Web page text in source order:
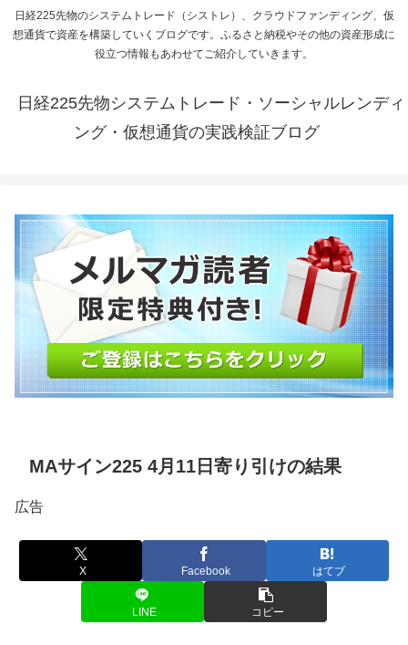
日経225先物のシステムトレード（シストレ）、クラウドファンディング、仮
想通貨で資産を構築していくブログです。ふるさと納税やその他の資産形成に
役立つ情報もあわせてご紹介していきます。
日経225先物システムトレード・ソーシャルレンディ
ング・仮想通貨の実践検証ブログ
MAサイン225 4月11日寄り引けの結果
広告
X Facebook はてブ
LINE コピー